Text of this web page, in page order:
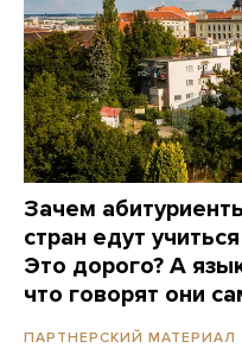
Зачем
стран едут
Это дорого? А
что говорят они
ПАРТНЕРСКИЙ МАТЕРИАЛ